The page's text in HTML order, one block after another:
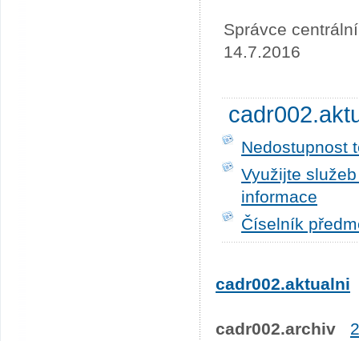
Správce
14.7.2016
Nedostupnost
Využijte
informace
Číselník
cadr002.aktualni
cadr002.archiv